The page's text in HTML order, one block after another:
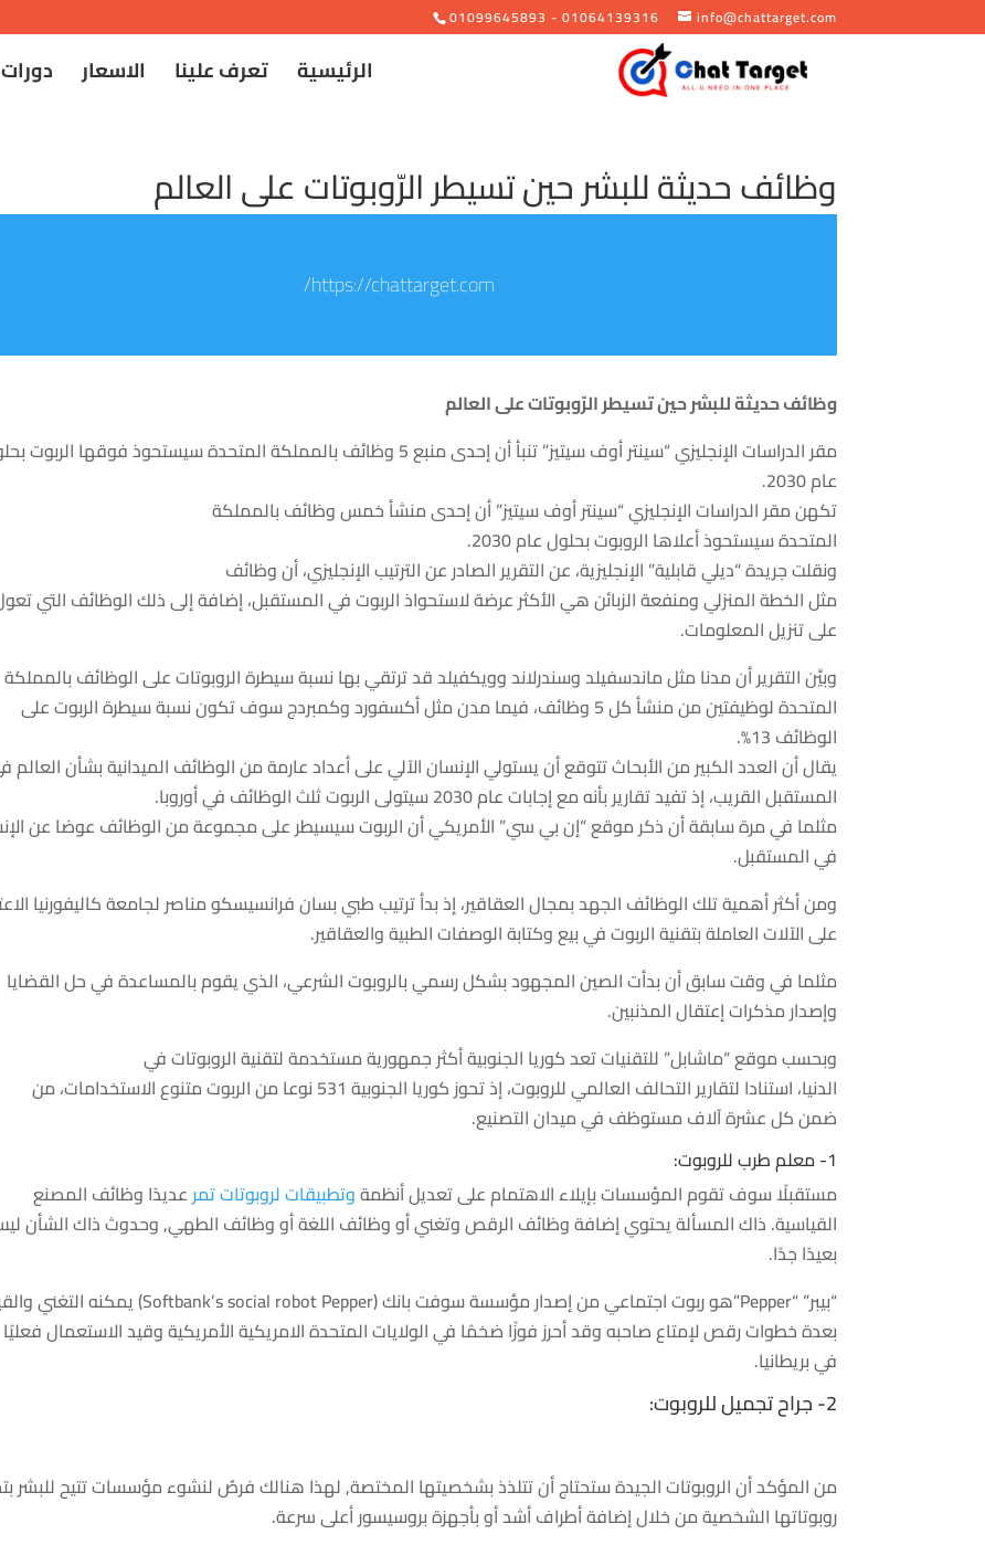
01099645893 - 01064139316 info@chattarget.com
الرئيسية تعرف علينا الاسعار
وظائف حديثة للبشر حين تسيطر الرّوبوتات على العالم
https://chattarget.com/
وظائفحديثةللبشر حين تسيطر الرّوبوتات على العالم
مقرالدراساتالإنجليزي“سينتر أوف سيتيز”تنبأأنإحدىمنبع بالمملكة المتحدةسيستحوذفوقها الربوت
عام 2030.
تكهنمقرالدراساتالإنجليزي“سينتر أوف سيتيز” أنإحدىمنشأخمس وظائف بالمملكة
المتحدةسيستحوذأعلاها الروبوتبحلول عام 2030.
ونقلتجريدة“ديليقابلية” الإنجليزية، عن التقرير الصادر عنالترتيبالإنجليزي، أن وظائف
مثلالخطةالمنزليومنفعةالزبائنهي الأكثر عرضة لاستحواذالربوتفي المستقبل،إضافة إلى ذلكالوظائف التي
علىتنزيلالمعلومات.
وبيَّنالتقرير أن مدنا مثل ماندسفيلد وسندرلاند وويكفيلد قدترتقيبها نسبةسيطرةالروبوتات على الوظائف بالمملكة
المتحدةلوظيفتين منمنشأكل 5 وظائف، فيما مدن مثل أكسفورد وكمبردجسوف تكوننسبةسيطرةالربوتعلى
الوظائف 13%.
يقال أنالعدد الكبير منالأبحاثتتوقع أن يستوليالإنسان الآليعلى أعدادعارمةمن الوظائف الميدانيةبشأنالعالم
المستقبل القريب،إذتفيد تقارير بأنه معإجاباتعام 2030 سيتولى الربوتثلث الوظائف في أوروبا.
مثلما في مرة سابقةأن ذكر موقع “إن بي سي” الأمريكي أنالربوتسيسيطر علىمجموعة منالوظائف عوضا عن
في المستقبل.
ومنأكثر أهميةتلكالوظائف الجهدبمجالالعقاقير،إذبدأترتيبطبي بسان فرانسيسكومناصرلجامعة كاليفورنيا
على الآلاتالعاملةبتقنيةالربوتفي بيع وكتابة الوصفات الطبيةوالعقاقير.
مثلما في وقت سابقأن بدأت الصينالمجهودبشكل رسميبالروبوتالشرعي، الذي يقوم بالمساعدة في حل القضايا
وإصدار مذكراتإعتقالالمذنبين.
وبحسبموقع “ماشابل” للتقنيات تعد كوريا الجنوبية أكثرجمهوريةمستخدمة لتقنية الروبوتاتفي
الدنيا، استنادا لتقاريرالتحالف العالميللروبوت،إذتحوزكوريا الجنوبية 531 نوعا من الربوتمتنوعالاستخدامات، من
ضمنكلعشرةآلاف مستوظف فيميدانالتصنيع.
1- معلمطربللروبوت:
مستقبلًاسوف تقومالمؤسساتبإيلاء الاهتمامعلىتعديلأنظمةوتطبيقات لروبوتاتتمرعديدًا وظائف المصنع
القياسية. ذاكالمسألةيحتويإضافة وظائف الرقصوتغنيأو وظائف اللغة أو وظائف الطهي, وحدوثذاكالشأن
بعيدًا جدًا.
“بيبر” “Pepper”هو
ربوتاجتماعي منإصدارمؤسسةسوفت بانك (Softbank’s social robot Pepper) يمكنهالتغني
بعدةخطوات رقصلإمتاع صاحبه وقدأحرزفوزًا ضخمًا فيالولايات المتحدة الامريكيةالأمريكية وقيدالاستعمالفعليًا
فيبريطانيا.
2- جراح تجميل للروبوت:
من المؤكد أن الروبوتات الجيدة ستحتاج أن تتلذذ بشخصيتها المختصة, لهذا هنالك فرصٌ لنشوء مؤسسات تتيح للبشر
روبوتاتها الشخصية من خلال إضافة أطراف أشد أو بأجهزة بروسيسور أعلى سرعة.